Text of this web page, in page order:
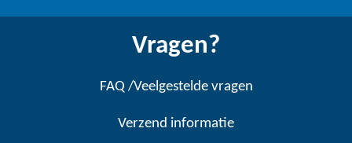
Vragen?
FAQ /Veelgestelde vragen
Verzend informatie